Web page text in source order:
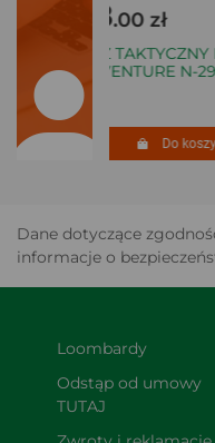
.00 zł
NÓŻ TAKTYCZNY
ADVENTURE N-292
Do
Dane dotyczące
informacje o
Loombardy
Odstąp od umowy
TUTAJ